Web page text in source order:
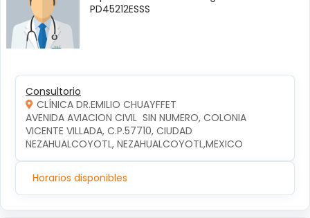
PD45212ESSS
Consultorio
CLÍNICA DR.EMILIO CHUAYFFET
AVENIDA AVIACION CIVIL  SIN NUMERO, COLONIA
VICENTE VILLADA, C.P.57710, CIUDAD
NEZAHUALCOYOTL, NEZAHUALCOYOTL,MEXICO
Horarios disponibles